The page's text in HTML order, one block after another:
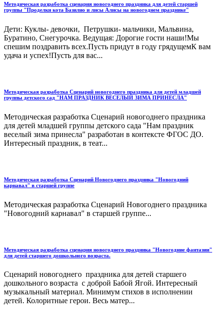
Методическая разработка сценария новогоднего праздника для детей старшей
группы "Проделки кота Базилио и лисы Алисы на новогоднем празднике"
Дети: Куклы- девочки, Петрушки- мальчики, Мальвина,
Буратино, Снегурочка. Ведущая: Дорогие гости наши!Мы
спешим поздравить всех.Пусть придут в году грядущемК вам
удача и успех!Пусть для вас...
Методическая разработка Сценарий новогоднего праздника для детей младшей
группы детского сад "НАМ ПРАЗДНИК ВЕСЕЛЫЙ ЗИМА ПРИНЕСЛА"
Методическая разработка Сценарий новогоднего праздника
для детей младшей группы детского сада "Нам праздник
веселый зима принесла" разработан в контексте ФГОС ДО.
Интересный праздник, в теат...
Методическая разработка Сценарий Новогоднего праздника "Новогодний
карнавал" в старшей группе
Методическая разработка Сценарий Новогоднего праздника
"Новогодний карнавал" в старшей группе...
Методическая разработка сценария новогоднего праздника "Новогодние фантазии"
для детей старшего дошкольного возраста.
Сценарий новогоднего праздника для детей старшего
дошкольного возраста с доброй Бабой Ягой. Интересный
музыкальный материал. Минимум стихов в исполнении
детей. Колоритные герои. Весь матер...